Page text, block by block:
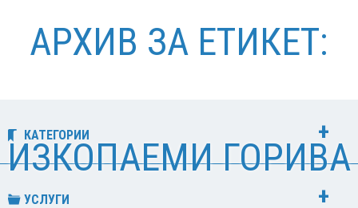
АРХИВ ЗА ЕТИКЕТ:
ИЗКОПАЕМИ ГОРИВА
КАТЕГОРИИ
УСЛУГИ